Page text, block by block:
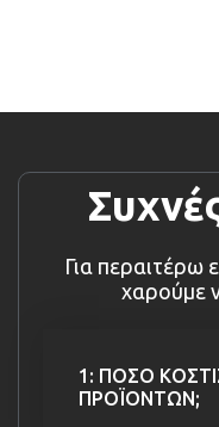
Για περαιτέρω
χαρούμε
1: ΠΟΣΟ
ΠΡΟΪΟΝΤΩΝ;